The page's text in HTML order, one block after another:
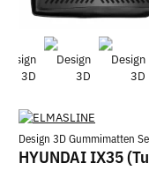
Design 3D Gummimatten
HYUNDAI IX35